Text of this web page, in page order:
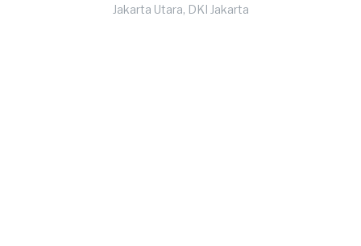
Jakarta Utara, DKI Jakarta